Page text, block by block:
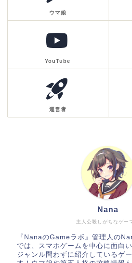
ウマ娘
YouTube
運営者
主人公殺しがちなゲー
Nana
『NanaのGameラボ』管理人の
では、スマホゲームを中心に面白
ジャンル問わずに紹介しているゲ